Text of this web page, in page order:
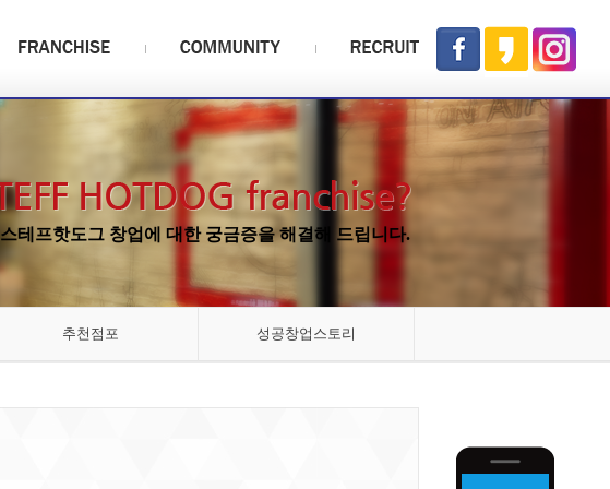
스테프핫도그 창업에 대한 궁금증을 해결해 드립니다.
추천점포 성공창업스토리